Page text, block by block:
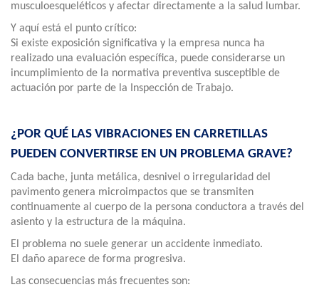
musculoesqueléticos y afectar directamente a la salud lumbar.
Y aquí está el punto crítico:
Si existe exposición significativa y la empresa nunca ha
realizado una evaluación específica, puede considerarse un
incumplimiento de la normativa preventiva susceptible de
actuación por parte de la Inspección de Trabajo.
¿POR QUÉ LAS VIBRACIONES EN CARRETILLAS
PUEDEN CONVERTIRSE EN UN PROBLEMA GRAVE?
Cada bache, junta metálica, desnivel o irregularidad del
pavimento genera microimpactos que se transmiten
continuamente al cuerpo de la persona conductora a través del
asiento y la estructura de la máquina.
El problema no suele generar un accidente inmediato.
El daño aparece de forma progresiva.
Las consecuencias más frecuentes son: